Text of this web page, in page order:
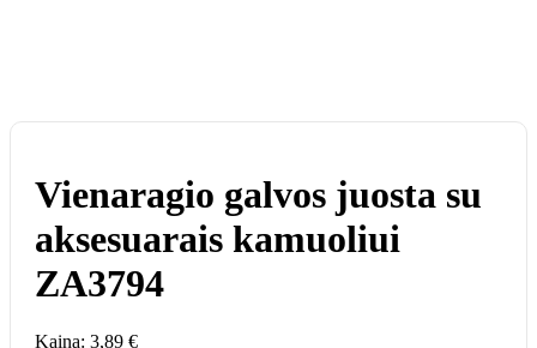
Vienaragio galvos juosta su
aksesuarais kamuoliui
ZA3794
Kaina: 3,89 €